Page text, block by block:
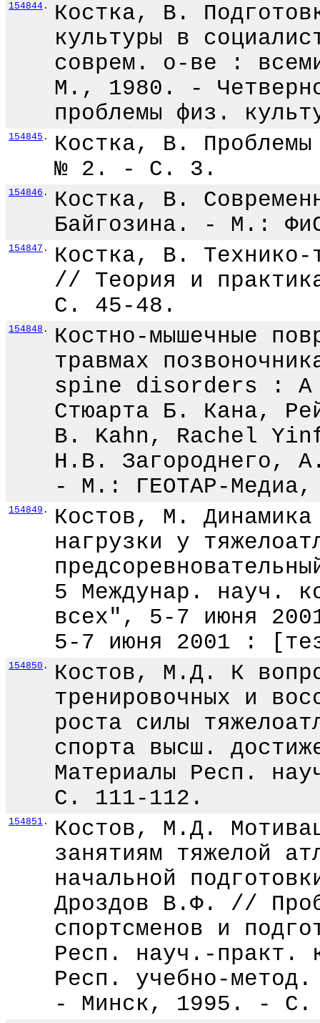
154844 .
Костка, В.
культуры в
соврем. о-ве :
М., 1980. -
проблемы физ.
154845 .
Костка, В.
№ 2. - С. 3.
154846 .
Костка, В.
Байгозина. - М.:
154847 .
Костка, В. Технико-
// Теория и
С. 45-48.
154848 .
Костно-мышечные
травмах
spine disorders : A
Стюарта Б. Кана,
B. Kahn, Rachel
Н.В. Загороднего,
- М.: ГЕОТАР-
154849 .
Костов, М. Динамика
нагрузки у
5 Междунар. науч.
всех", 5-7 июня
5-7 июня 2001 :
154850 .
Костов, М.Д. К
тренировочных и
роста силы
спорта высш.
Материалы Респ.
С. 111-112.
154851 .
Костов, М.Д.
занятиям тяжелой
начальной
Дроздов В.Ф. //
спортсменов и
Респ. науч.-
Респ. учебно-
- Минск, 1995. - С.